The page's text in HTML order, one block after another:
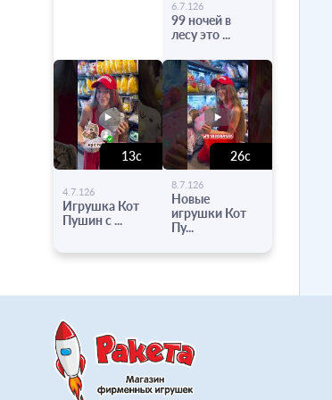
6.7.126
99 ночей в
лесу это ...
13с
4.7.126
Игрушка Кот
Пушин с ...
26с
8.7.126
Новые
игрушки Кот
Пу...